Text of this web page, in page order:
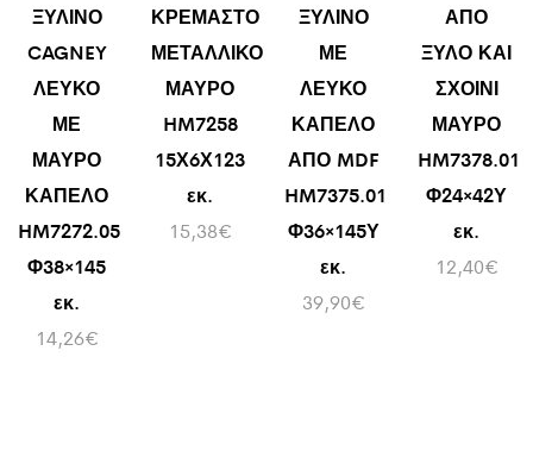
ΞΥΛΙΝΟ
CAGNEY
ΛΕΥΚΟ
ΜΕ
ΜΑΥΡΟ
ΚΑΠΕΛΟ
HM7272.05
Φ38×145
εκ.
14,26€
ΚΡΕΜΑΣΤΟ
ΜΕΤΑΛΛΙΚΟ
ΜΑΥΡΟ
HM7258
15Χ6Χ123
εκ.
15,38€
ΞΥΛΙΝΟ
ΜΕ
ΛΕΥΚΟ
ΚΑΠΕΛΟ
ΑΠΟ MDF
HM7375.01
Φ36×145Υ
εκ.
39,90€
ΑΠΟ
ΞΥΛΟ ΚΑΙ
ΣΧΟΙΝΙ
ΜΑΥΡΟ
HM7378.01
Φ24×42Υ
εκ.
12,40€